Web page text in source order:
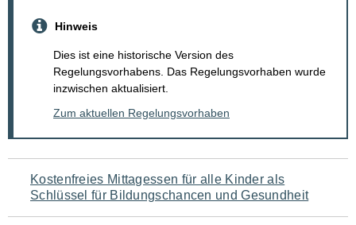
Hinweis
Dies ist eine historische Version des
Regelungsvorhabens. Das Regelungsvorhaben wurde
inzwischen aktualisiert.
Zum aktuellen Regelungsvorhaben
Navigation
für
Kostenfreies Mittagessen für alle Kinder als
Schlüssel für Bildungschancen und Gesundheit